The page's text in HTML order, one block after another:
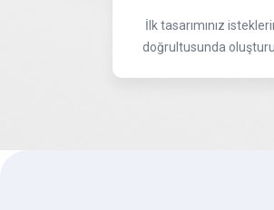
İlk tasarımınız
doğrultusunda